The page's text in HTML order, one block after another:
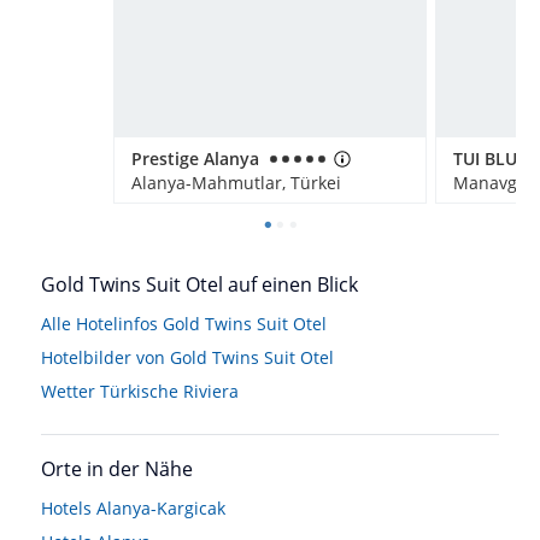
Prestige Alanya
Alanya-Mahmutlar, Türkei
Manavgat
Gold Twins Suit Otel auf einen Blick
Alle Hotelinfos Gold Twins Suit Otel
Hotelbilder von Gold Twins Suit Otel
Wetter Türkische Riviera
Orte in der Nähe
Hotels Alanya-Kargicak